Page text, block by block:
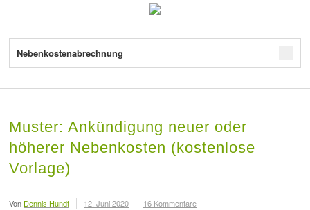
Nebenkostenabrechnung
Muster: Ankündigung neuer oder
höherer Nebenkosten (kostenlose
Vorlage)
Von Dennis Hundt 12. Juni 2020 16 Kommentare